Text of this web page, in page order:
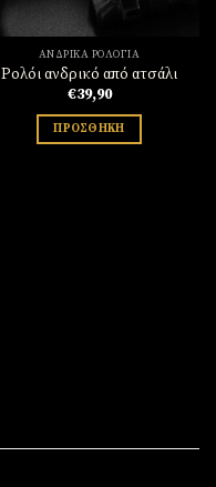
ΑΝΔΡΙΚΆ ΡΟΛΌΓΙΑ
Ρολόι ανδρικό από ατσάλι
€39,90
ΠΡΟΣΘΉΚΗ